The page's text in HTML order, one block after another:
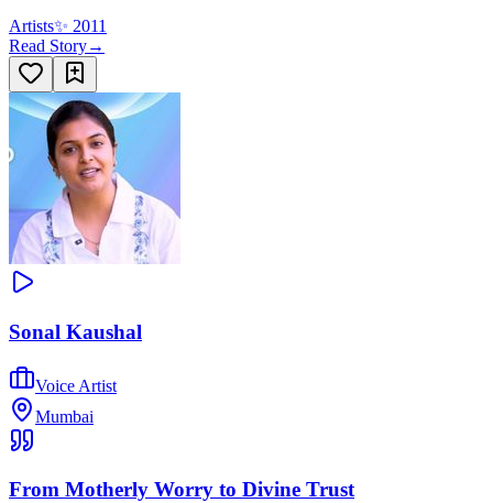
Artists✨ 2011
Read Story→
Sonal Kaushal
Voice Artist
Mumbai
From Motherly Worry to Divine Trust